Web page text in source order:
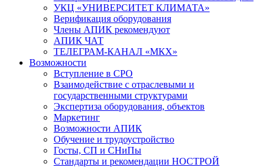
УКЦ «УНИВЕРСИТЕТ КЛИМАТА»
Верификация оборудования
Члены АПИК рекомендуют
АПИК ЧАТ
ТЕЛЕГРАМ-КАНАЛ «МКХ»
Возможности
Вступление в СРО
Взаимодействие с отраслевыми и
государственными структурами
Экспертиза оборудования, объектов
Маркетинг
Возможности АПИК
Обучение и трудоустройство
Госты, СП и СНиПы
Стандарты и рекомендации НОСТРОЙ